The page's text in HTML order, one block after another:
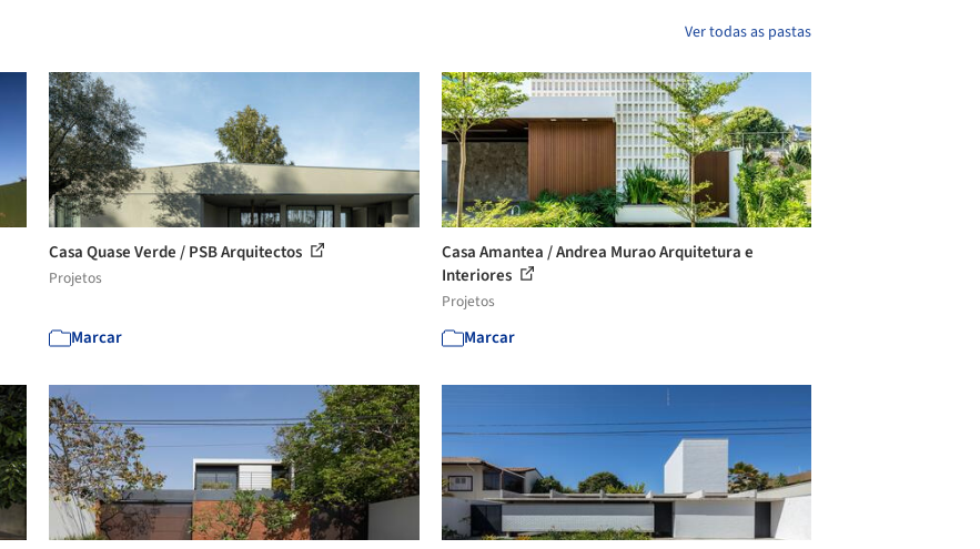
Ver todas as pastas
Casa Quase Verde / PSB Arquitectos
Projetos
Marcar
Casa Amantea / Andrea Murao Arquitetura e
Interiores
Projetos
Marcar